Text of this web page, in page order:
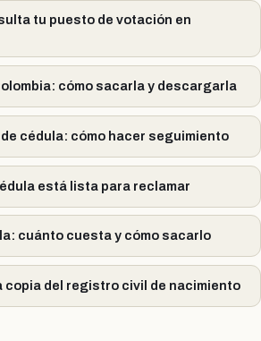
tu puesto de votación en
cómo sacarla y descargarla
cédula: cómo hacer seguimiento
está lista para reclamar
cuánto cuesta y cómo sacarlo
copia del registro civil de nacimiento